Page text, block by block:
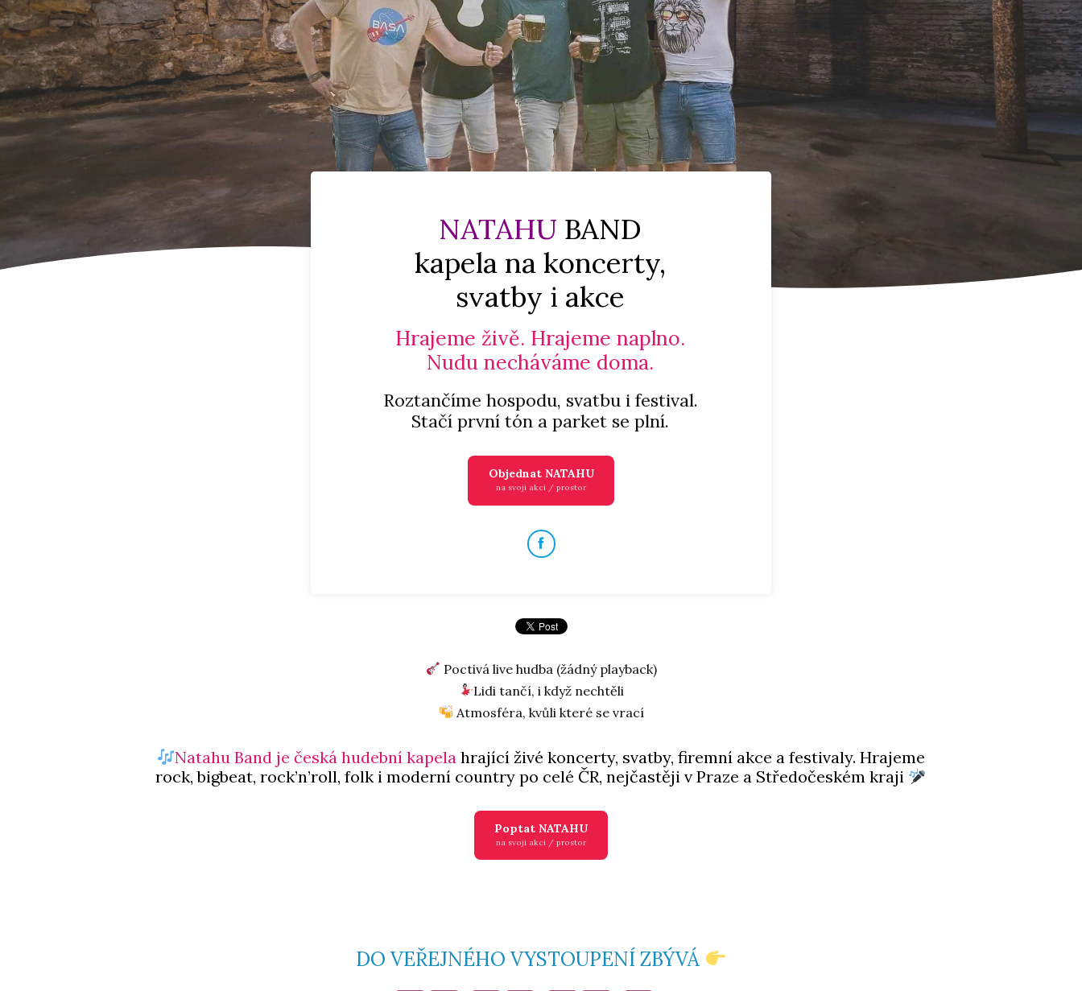
NATAHU BAND
kapela na koncerty,
svatby i akce
Hrajeme živě. Hrajeme naplno.
Nudu necháváme doma.
Roztančíme hospodu, svatbu i festival.
Stačí první tón a parket se plní.
Objednat NATAHU
na svoji akci / prostor
Poctivá live hudba (žádný playback)
Lidi tančí, i když nechtěli
Atmosféra, kvůli které se vrací
Natahu Band je česká hudební kapela hrající živé koncerty, svatby, firemní akce a festivaly. Hrajeme
rock, bigbeat, rock’n’roll, folk i moderní country po celé ČR, nejčastěji v Praze a Středočeském kraji
Poptat NATAHU
na svoji akci / prostor
DO VEŘEJNÉHO VYSTOUPENÍ ZBÝVÁ